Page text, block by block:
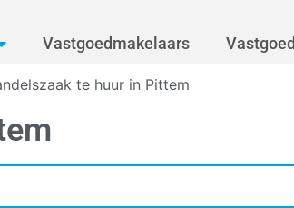
Vastgoedmakelaars
te huur in Pittem